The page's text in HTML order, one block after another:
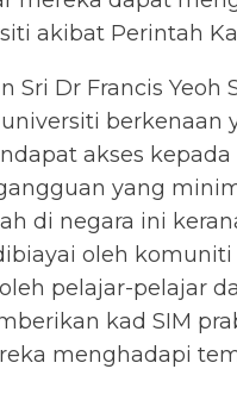
akibat Perintah
Sri Dr Francis
akses
yang
di negara ini
oleh
pelajar-pelajar
kad SIM
menghadapi